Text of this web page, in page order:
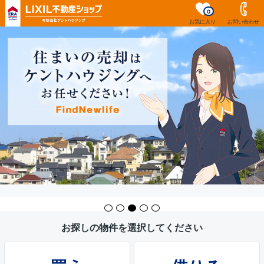
お気に入り
0
お問い合わせ
お探しの物件を選択してください